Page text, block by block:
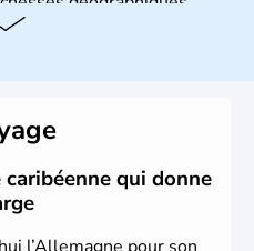
grande autonomie. Le pays
qu'il a vu naître dans tous
politique en passant par la
Heidegger, Thomas Mann,
en font partie.
qui donne